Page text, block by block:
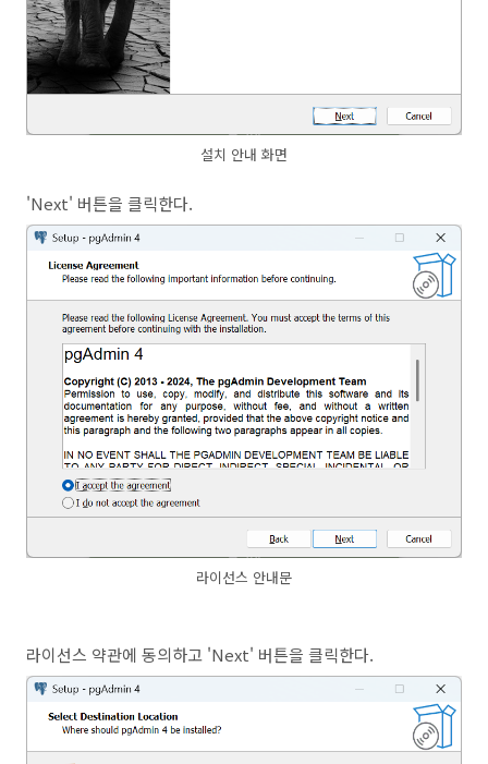
설치 안내 화면
'Next' 버튼을 클릭한다.
라이선스 안내문
라이선스 약관에 동의하고 'Next' 버튼을 클릭한다.